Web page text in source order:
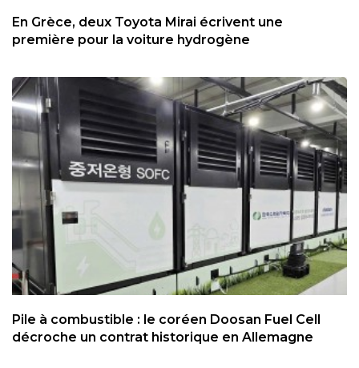
En Grèce, deux Toyota Mirai écrivent une
première pour la voiture hydrogène
Pile à combustible : le coréen Doosan Fuel Cell
décroche un contrat historique en Allemagne